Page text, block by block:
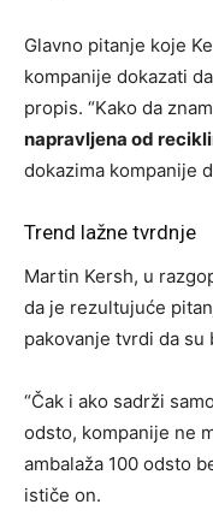
Glavno pitanje koje
kompanije dokazati
propis. “Kako da
napravljena od
dokazima kompanije
Trend lažne tvrdnje
Martin Kersh, u
da je rezultujuće
pakovanje tvrdi da su
“Čak i ako sadrži
odsto, kompanije ne
ambalaža 100 odsto
ističe on.